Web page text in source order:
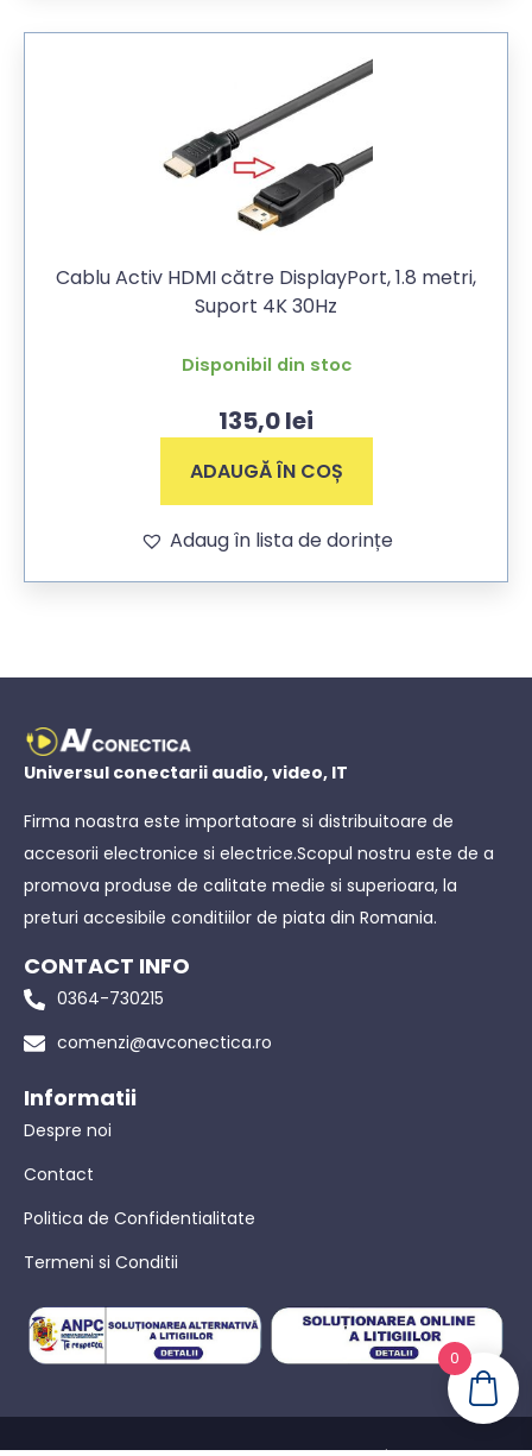
Cablu Activ HDMI către DisplayPort, 1.8 metri,
Suport 4K 30Hz
Disponibil din stoc
135,0lei
ADAUGĂ ÎN COȘ
Adaug în lista de dorințe
Universul conectarii audio, video, IT
Firma noastra este importatoare si distribuitoare de
accesorii electronice si electrice.Scopul nostru este de a
promova produse de calitate medie si superioara, la
preturi accesibile conditiilor de piata din Romania.
CONTACT INFO
0364-730215
comenzi@avconectica.ro
Informatii
Despre noi
Contact
Politica de Confidentialitate
Termeni si Conditii
0